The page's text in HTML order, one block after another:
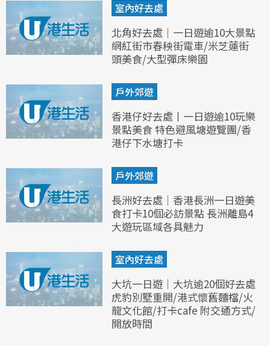
室內好去處
北角好去處｜一日遊逾10大景點
網紅街市春秧街電車/米芝蓮街
頭美食/大型彈床樂園
戶外郊遊
香港仔好去處丨一日遊逾10玩樂
景點美食 特色避風塘遊覽團/香
港仔下水塘打卡
戶外郊遊
長洲好去處｜香港長洲一日遊美
食打卡10個必訪景點 長洲離島4
大遊玩區域各具魅力
室內好去處
大坑一日遊｜大坑逾20個好去處
虎豹別墅重開/港式懷舊麵檔/火
龍文化館/打卡cafe 附交通方式/
開放時間